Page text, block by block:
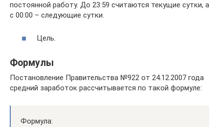
постоянной работу. До 23:59 считаются текущие сутки, а
с 00:00 – следующие сутки.
Цель.
Формулы
Постановление Правительства №922 от 24.12.2007 года
средний заработок рассчитывается по такой формуле:
Формула: